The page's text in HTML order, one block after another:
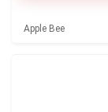
Apple Bee